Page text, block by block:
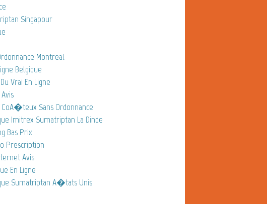
Singapour
Montreal
Belgique
Vrai En Ligne
Sans Ordonnance
Imitrex Sumatriptan La Dinde
Bas Prix
Prescription
Avis
En Ligne
Sumatriptan A�tats Unis